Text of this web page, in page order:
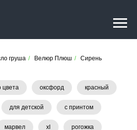
груша / Велюр Плюш / Сирень
цвета оксфорд красный
для детской с принтом
марвел xl рогожка